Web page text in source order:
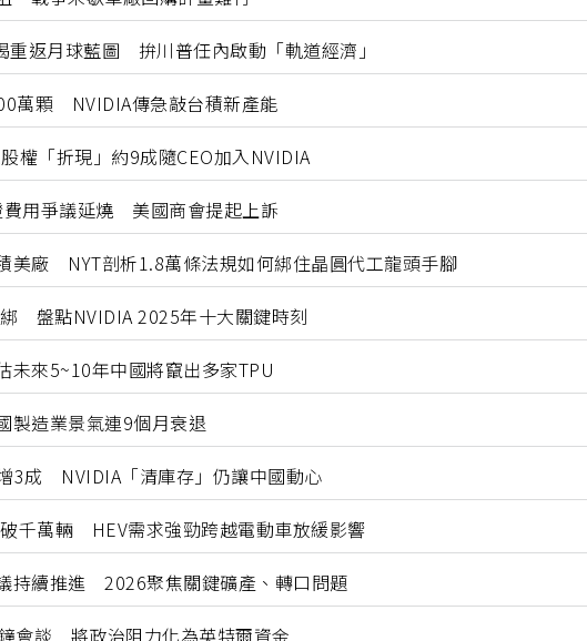
重返月球藍圖 拚川普任內啟動「軌道經濟」
萬顆 NVIDIA傳急敲台積新產能
「折現」約9成隨CEO加入NVIDIA
用爭議延燒 美國商會提起上訴
美廠 NYT剖析1.8萬條法規如何綁住晶圓代工龍頭手腳
盤點NVIDIA 2025年十大關鍵時刻
來5~10年中國將竄出多家TPU
造業景氣連9個月衰退
3成 NVIDIA「清庫存」仍讓中國動心
千萬輛 HEV需求強勁跨越電動車放緩影響
持續推進 2026聚焦關鍵礦產、轉口問題
會談 將政治阻力化為英特爾資金